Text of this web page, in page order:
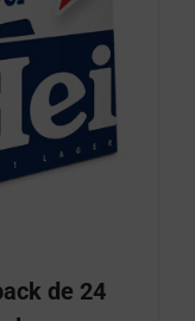
de 24